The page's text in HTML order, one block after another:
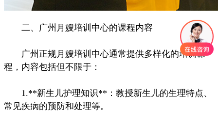
二、广州月嫂培训中心的课程内容
广州正规月嫂培训中心通常提供多样化的培训课
程，内容包括但不限于：
1.**新生儿护理知识**：教授新生儿的生理特点、
常见疾病的预防和处理等。